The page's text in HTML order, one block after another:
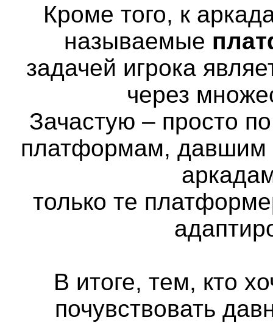
Кроме того, к
называемые
задачей игрока
через
Зачастую – просто
платформам, давшим
только те
В итоге, тем, кто
почувствовать